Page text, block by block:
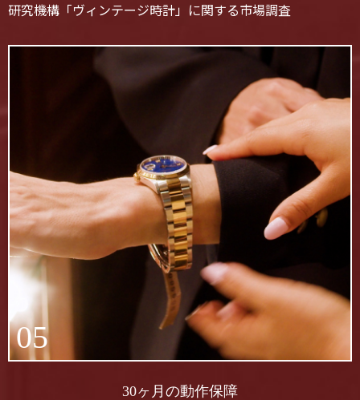
研究機構「ヴィンテージ時計」に関する市場調査
05
30ヶ月の動作保障